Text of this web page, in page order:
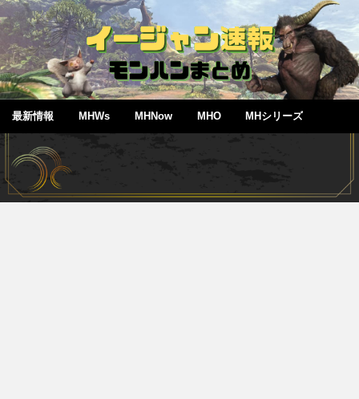
最新情報 MHWs MHNow MHO MHシリーズ